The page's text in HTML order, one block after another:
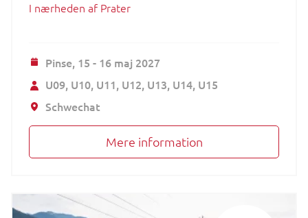
I nærheden af Prater
Pinse, 15 - 16 maj 2027
U09 U10 U11 U12 U13 U14 U15
Schwechat
Mere information